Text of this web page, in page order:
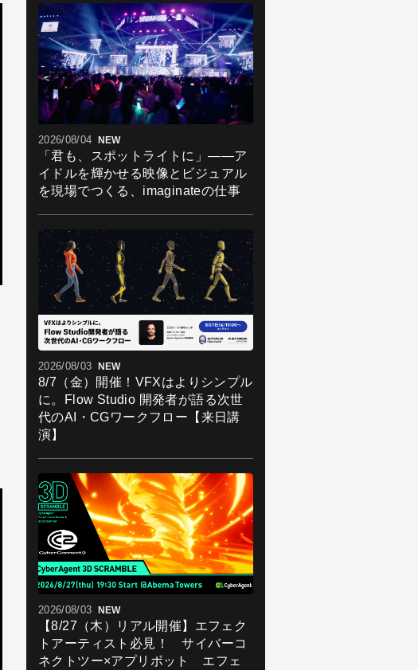
2026/08/04 NEW
「君も、スポットライトに」――ア
イドルを輝かせる映像とビジュアル
を現場でつくる、imaginateの仕事
2026/08/03 NEW
8/7（金）開催！VFXはよりシンプル
に。Flow Studio 開発者が語る次世
代のAI・CGワークフロー【来日講
演】
2026/08/03 NEW
【8/27（木）リアル開催】エフェク
トアーティスト必見！ サイバーコ
ネクトツー×アプリボット エフェ